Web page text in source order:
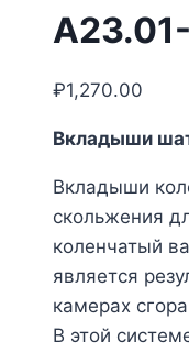
₽1,270.00
Вкладыши
Вкладыши
скольжения
коленчатый
является
камерах
В этой